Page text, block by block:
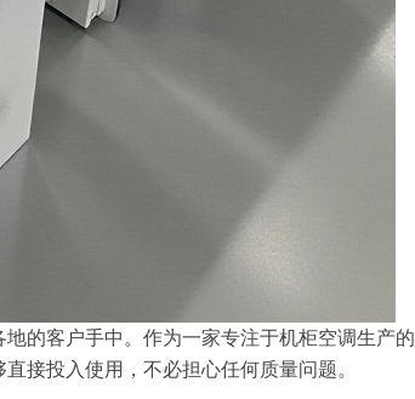
的客户手中。作为一家专注于机柜空调生产的
接投入使用，不必担心任何质量问题。